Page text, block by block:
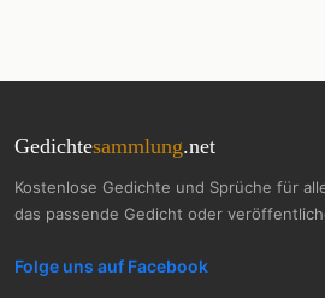
Gedichtesammlung.net
Kostenlose Gedichte und Sprüche für
das passende Gedicht oder
Folge uns auf Facebook